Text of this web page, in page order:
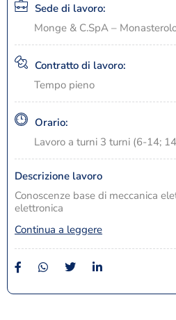
Sede di lavoro:
Monge & C.SpA –
Contratto di lavoro:
Tempo pieno
Orario:
Lavoro a turni 3 turni (6-14;
Descrizione lavoro
Conoscenze base di meccanica
elettronica
Continua a leggere